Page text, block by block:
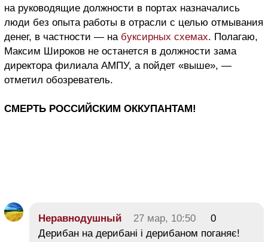
на руководящие должности в портах назначались
люди без опыта работы в отрасли с целью отмывания
денег, в частности — на буксирных схемах. Полагаю,
Максим Широков не останется в должности зама
директора филиала АМПУ, а пойдет «выше», —
отметил обозреватель.
СМЕРТЬ РОССИЙСКИМ ОККУПАНТАМ!
Неравнодушный 27 мар, 10:50
0
Дерибан на дерибані і дерибаном поганяє!